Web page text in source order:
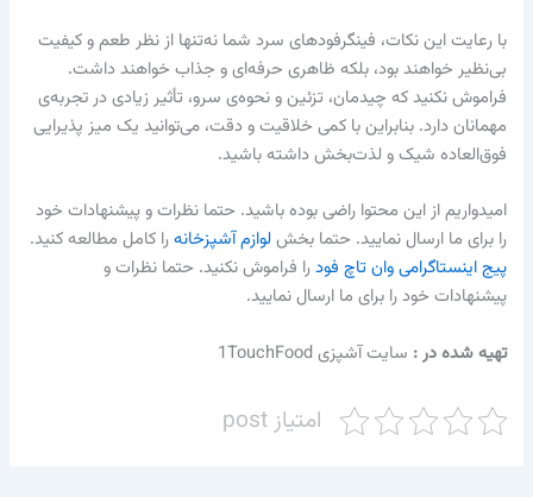
با رعایت این نکات، فینگرفودهای سرد شما نه‌تنها از نظر طعم و کیفیت
بی‌نظیر خواهند بود، بلکه ظاهری حرفه‌ای و جذاب خواهند داشت.
فراموش نکنید که چیدمان، تزئین و نحوه‌ی سرو، تأثیر زیادی در تجربه‌ی
مهمانان دارد. بنابراین با کمی خلاقیت و دقت، می‌توانید یک میز پذیرایی
فوق‌العاده شیک و لذت‌بخش داشته باشید.
امیدواریم از این محتوا راضی بوده باشید. حتما نظرات و پیشنهادات خود
را برای ما ارسال نمایید. حتما بخشلوازم آشپزخانهرا کامل مطالعه کنید.
پیج اینستاگرامی وان تاچ فودرا فراموش نکنید. حتما نظرات و
پیشنهادات خود را برای ما ارسال نمایید.
تهیه شده در :‌ سایت آشپزی 1TouchFood
امتیاز post